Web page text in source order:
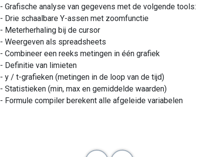
- Grafische analyse van gegevens met de volgende tools:
- Drie schaalbare Y-assen met zoomfunctie
- Meterherhaling bij de cursor
- Weergeven als spreadsheets
- Combineer een reeks metingen in één grafiek
- Definitie van limieten
- y / t-grafieken (metingen in de loop van de tijd)
- Statistieken (min, max en gemiddelde waarden)
- Formule compiler berekent alle afgeleide variabelen